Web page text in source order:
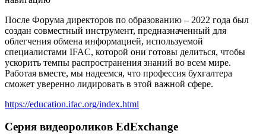
После Форума директоров по образованию – 2022 года был
создан совместный инструмент, предназначенный для
облегчения обмена информацией, используемой
специалистами IFAC, которой они готовы делиться, чтобы
ускорить темпы распространения знаний во всем мире.
Работая вместе, мы надеемся, что профессия бухгалтера
сможет уверенно лидировать в этой важной сфере.
https://education.ifac.org/index.html
Серия видеороликов EdExchange